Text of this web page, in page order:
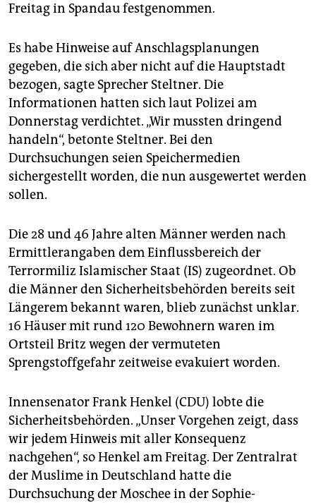
Freitag in Spandau festgenommen.
Es habe Hinweise auf Anschlagsplanungen
gegeben, die sich aber nicht auf die Hauptstadt
bezogen, sagte Sprecher Steltner. Die
Informationen hatten sich laut Polizei am
Donnerstag verdichtet. „Wir mussten dringend
handeln“, betonte Steltner. Bei den
Durchsuchungen seien Speichermedien
sichergestellt worden, die nun ausgewertet werden
sollen.
Die 28 und 46 Jahre alten Männer werden nach
Ermittlerangaben dem Einflussbereich der
Terrormiliz Islamischer Staat (IS) zugeordnet. Ob
die Männer den Sicherheitsbehörden bereits seit
Längerem bekannt waren, blieb zunächst unklar.
16 Häuser mit rund 120 Bewohnern waren im
Ortsteil Britz wegen der vermuteten
Sprengstoffgefahr zeitweise evakuiert worden.
Innensenator Frank Henkel (CDU) lobte die
Sicherheitsbehörden. „Unser Vorgehen zeigt, dass
wir jedem Hinweis mit aller Konsequenz
nachgehen“, so Henkel am Freitag. Der Zentralrat
der Muslime in Deutschland hatte die
Durchsuchung der Moschee in der Sophie-